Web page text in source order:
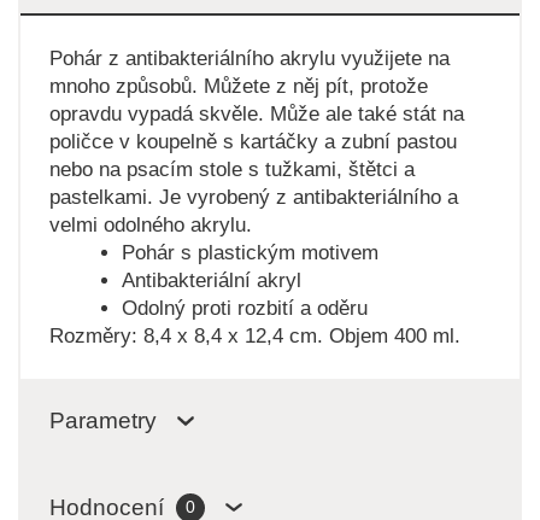
Pohár z antibakteriálního akrylu využijete na
mnoho způsobů. Můžete z něj pít, protože
opravdu vypadá skvěle. Může ale také stát na
poličce v koupelně s kartáčky a zubní pastou
nebo na psacím stole s tužkami, štětci a
pastelkami. Je vyrobený z antibakteriálního a
velmi odolného akrylu.
Pohár s plastickým motivem
Antibakteriální akryl
Odolný proti rozbití a oděru
Rozměry: 8,4 x 8,4 x 12,4 cm. Objem 400 ml.
Parametry
Hodnocení 0